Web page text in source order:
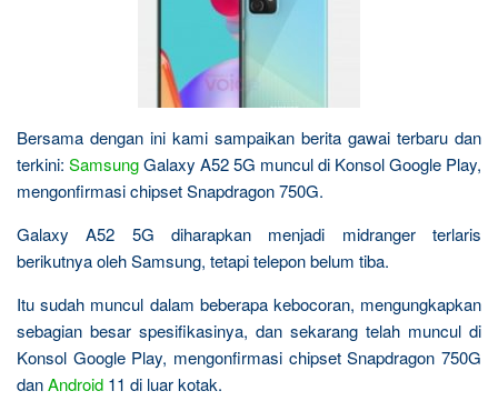
Bersama dengan ini kami sampaikan berita gawai terbaru dan
terkini: SamsungGalaxy A52 5G muncul di Konsol Google Play,
mengonfirmasi chipset Snapdragon 750G.
Galaxy A52 5G diharapkan menjadi midranger terlaris
berikutnya oleh Samsung, tetapi telepon belum tiba.
Itu sudah muncul dalam beberapa kebocoran, mengungkapkan
sebagian besar spesifikasinya, dan sekarang telah muncul di
Konsol Google Play, mengonfirmasi chipset Snapdragon 750G
danAndroid 11 di luar kotak.